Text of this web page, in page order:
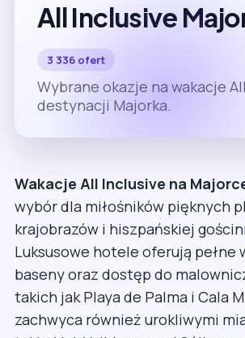
All Inclusive
3 336 ofert
Wybrane okazje na wakacje
destynacji Majorka.
Wakacje All Inclusive na
wybór dla miłośników pięknych
krajobrazów i hiszpańskiej
Luksusowe hotele oferują pełne
baseny oraz dostęp do
takich jak Playa de Palma i Cala
zachwyca również urokliwymi